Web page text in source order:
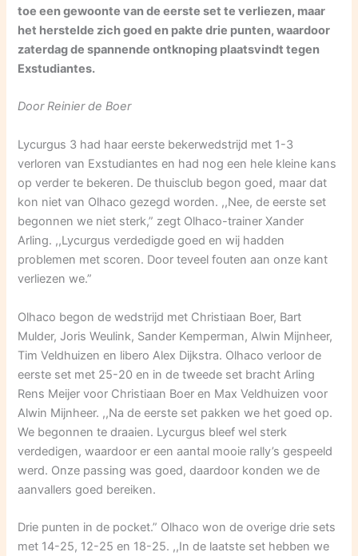
toe een gewoonte van de eerste set te verliezen, maar
het herstelde zich goed en pakte drie punten, waardoor
zaterdag de spannende ontknoping plaatsvindt tegen
Exstudiantes.
Door Reinier de Boer
Lycurgus 3 had haar eerste bekerwedstrijd met 1-3
verloren van Exstudiantes en had nog een hele kleine kans
op verder te bekeren. De thuisclub begon goed, maar dat
kon niet van Olhaco gezegd worden. ,,Nee, de eerste set
begonnen we niet sterk,” zegt Olhaco-trainer Xander
Arling. ,,Lycurgus verdedigde goed en wij hadden
problemen met scoren. Door teveel fouten aan onze kant
verliezen we.”
Olhaco begon de wedstrijd met Christiaan Boer, Bart
Mulder, Joris Weulink, Sander Kemperman, Alwin Mijnheer,
Tim Veldhuizen en libero Alex Dijkstra. Olhaco verloor de
eerste set met 25-20 en in de tweede set bracht Arling
Rens Meijer voor Christiaan Boer en Max Veldhuizen voor
Alwin Mijnheer. ,,Na de eerste set pakken we het goed op.
We begonnen te draaien. Lycurgus bleef wel sterk
verdedigen, waardoor er een aantal mooie rally’s gespeeld
werd. Onze passing was goed, daardoor konden we de
aanvallers goed bereiken.
Drie punten in de pocket.” Olhaco won de overige drie sets
met 14-25, 12-25 en 18-25. ,,In de laatste set hebben we